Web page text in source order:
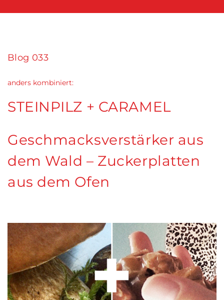
Blog 033
anders kombiniert:
STEINPILZ + CARAMEL
Geschmacksverstärker aus
dem Wald – Zuckerplatten
aus dem Ofen